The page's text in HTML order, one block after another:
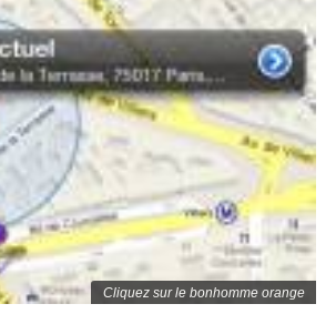
Cliquez sur le bonhomme orange